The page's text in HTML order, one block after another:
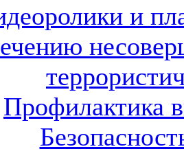
и
Профилактика